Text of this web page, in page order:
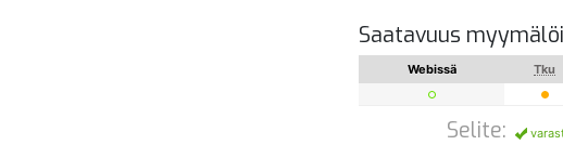
Saatavuus
Webissä Tku
Selite: